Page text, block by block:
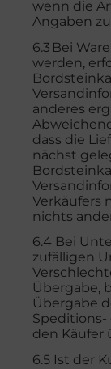
wenn die
Angaben
6.3 Bei
werden,
anderes
dass die
nächst
Verkäufers
nichts
6.4 Bei
zufälligen
Übergabe,
Übergabe
den Käufer
6.5 Ist der